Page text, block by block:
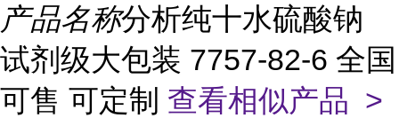
产品名称分析纯十水硫酸钠
试剂级大包装 7757-82-6 全国
可售 可定制 查看相似产品 >